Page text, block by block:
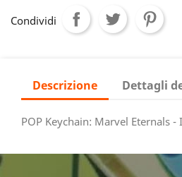
Condividi
Descrizione Dettagli
POP Keychain: Marvel Eternals -